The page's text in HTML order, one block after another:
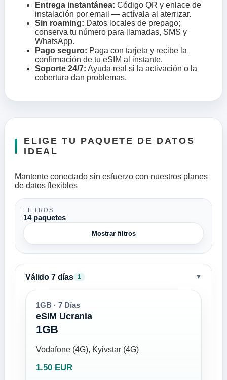
Entrega instantánea: Código QR y enlace de
instalación por email — actívala al aterrizar.
Sin roaming: Datos locales de prepago;
conserva tu número para llamadas, SMS y
WhatsApp.
Pago seguro: Paga con tarjeta y recibe la
confirmación de tu eSIM al instante.
Soporte 24/7: Ayuda real si la activación o la
cobertura dan problemas.
ELIGE TU PAQUETE DE DATOS
IDEAL
Mantente conectado sin esfuerzo con nuestros planes
de datos flexibles
FILTROS
14 paquetes
Mostrar filtros
Válido 7 días 1 ▼
1GB · 7 Días
eSIM Ucrania
1GB
Vodafone (4G), Kyivstar (4G)
1.50 EUR